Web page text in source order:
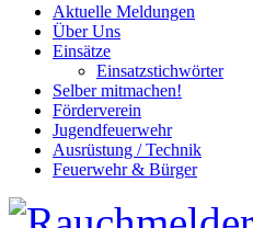
Aktuelle Meldungen
Über Uns
Einsätze
Einsatzstichwörter
Selber mitmachen!
Förderverein
Jugendfeuerwehr
Ausrüstung / Technik
Feuerwehr & Bürger